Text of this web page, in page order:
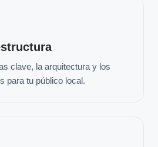
clave, la arquitectura y los
para tu público local.